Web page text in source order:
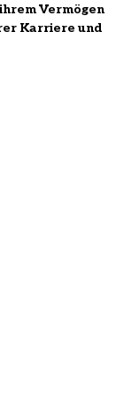
Vermögen
Karriere und